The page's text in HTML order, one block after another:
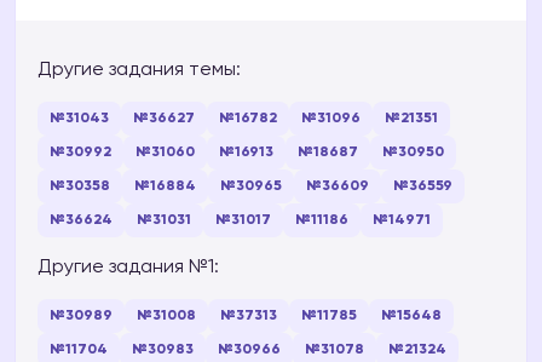
Другие задания темы:
№31043 №36627 №16782 №31096 №21351
№30992 №31060 №16913 №18687 №30950
№30358 №16884 №30965 №36609 №36559
№36624 №31031 №31017 №11186 №14971
Другие задания №1:
№30989 №31008 №37313 №11785 №15648
№11704 №30983 №30966 №31078 №21324